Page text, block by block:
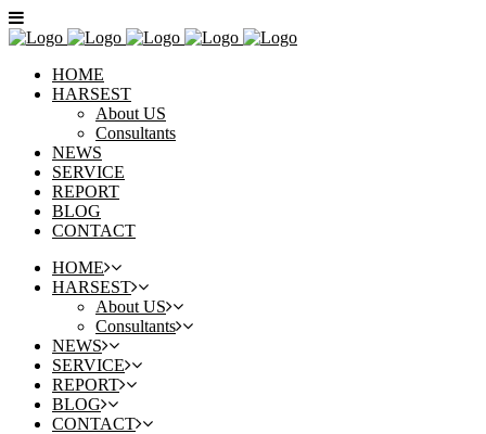
HOME
HARSEST
About US
Consultants
NEWS
SERVICE
REPORT
BLOG
CONTACT
HOME
HARSEST
About US
Consultants
NEWS
SERVICE
REPORT
BLOG
CONTACT